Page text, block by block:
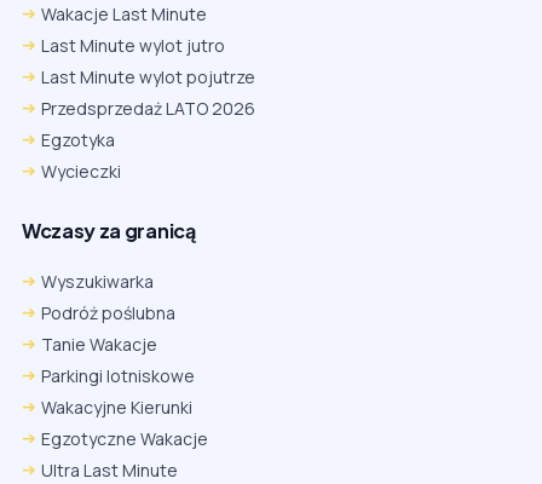
Wakacje Last Minute
Last Minute wylot jutro
Last Minute wylot pojutrze
Przedsprzedaż LATO 2026
Egzotyka
Wycieczki
Wczasy za granicą
Wyszukiwarka
Podróż poślubna
Tanie Wakacje
Parkingi lotniskowe
Wakacyjne Kierunki
Egzotyczne Wakacje
Ultra Last Minute